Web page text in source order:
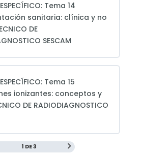
Tema 14
sanitaria: clínica y no
DE
SESCAM
Tema 15
ionizantes: conceptos y
DE RADIODIAGNOSTICO
1 DE 3